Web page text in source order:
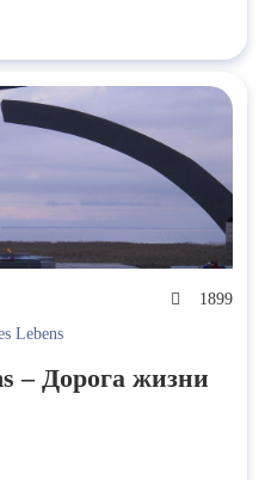
1899
Lebens
– Дорога жизни